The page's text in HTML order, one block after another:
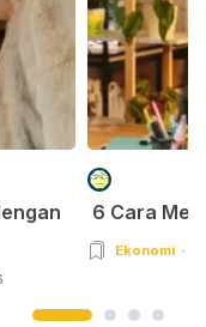
6 Cara
Ekonomi